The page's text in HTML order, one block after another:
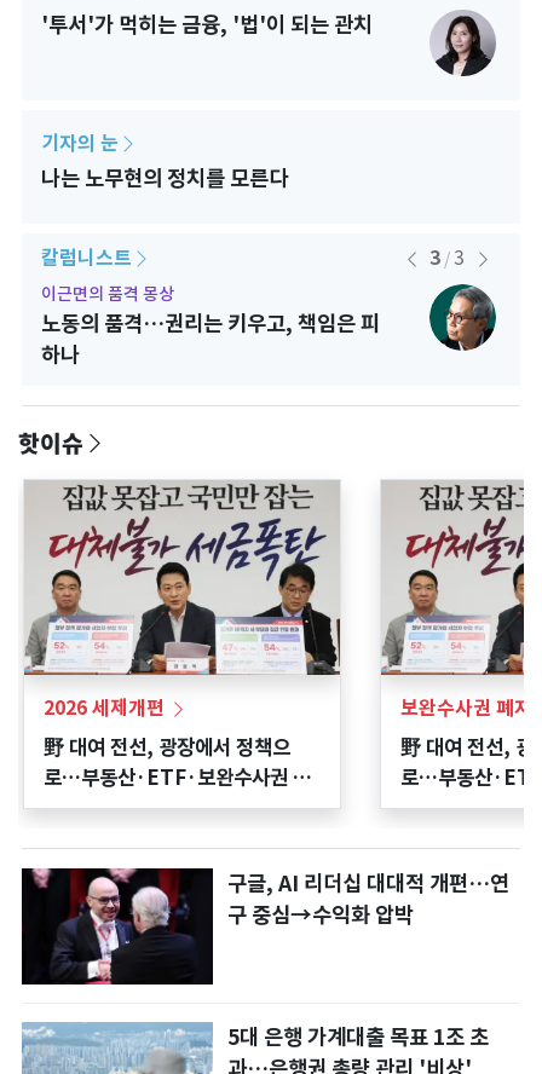
'투서'가 먹히는 금융, '법'이 되는 관치
기자의 눈
나는 노무현의 정치를 모른다
칼럼니스트 3 / 3
이근면의 품격 몽상
노동의 품격…권리는 키우고, 책임은 피
하나
핫이슈
2026 세제개편
野 대여 전선, 광장에서 정책으
로…부동산·ETF·보완수사권 3
축
보완수사권 폐지
野 대여 전선, 광
로…부동산
축
구글, AI 리더십 대대적 개편…연
구 중심→수익화 압박
5대 은행 가계대출 목표 1조 초
과…은행권 총량 관리 '비상'